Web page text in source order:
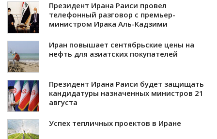
Президент Ирана Раиси провел
телефонный разговор с премьер-
министром Ирака Аль-Кадзими
Иран повышает сентябрьские цены на
нефть для азиатских покупателей
Президент Ирана Раиси будет защищать
кандидатуры назначенных министров 21
августа
Успех тепличных проектов в Иране